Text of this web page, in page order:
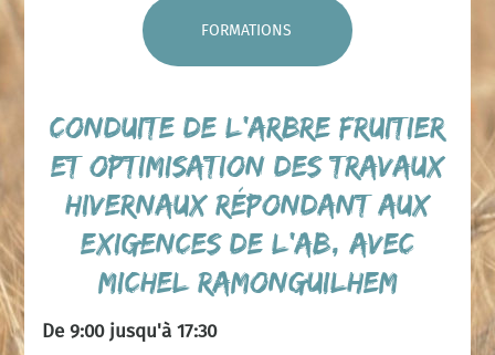
FORMATIONS
Conduite de l’arbre fruitier
et optimisation des travaux
hivernaux répondant aux
exigences de l’AB, avec
Michel Ramonguilhem
De 9:00 jusqu'à 17:30